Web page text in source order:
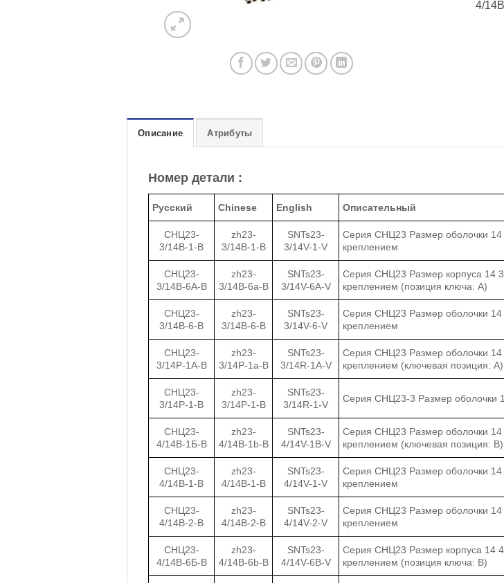
4/
Описание Атрибуты
Номер детали :
Русский Chinese English Описательный
СНЦ23-
3/14В-1-В
zh23-
3/14B-1-B
SNTs23-
3/14V-1-V
Серия СНЦ23 Размер оболочки 14
креплением
СНЦ23-
3/14В-6А-В
zh23-
3/14B-6a-B
SNTs23-
3/14V-6A-V
Серия СНЦ23 Размер корпуса 14
креплением (позиция ключа: A)
СНЦ23-
3/14В-6-В
zh23-
3/14B-6-B
SNTs23-
3/14V-6-V
Серия СНЦ23 Размер оболочки 14
креплением
СНЦ23-
3/14Р-1А-В
zh23-
3/14P-1a-B
SNTs23-
3/14R-1А-V
Серия СНЦ23 Размер оболочки 14
креплением (ключевая позиция: A)
СНЦ23-
3/14Р-1-В
zh23-
3/14P-1-B
SNTs23-
3/14R-1-V
Серия СНЦ23-3 Размер оболочки
СНЦ23-
4/14В-1Б-В
zh23-
4/14B-1b-B
SNTs23-
4/14V-1B-V
Серия СНЦ23 Размер оболочки 14
креплением (ключевая позиция: B)
СНЦ23-
4/14В-1-В
zh23-
4/14B-1-B
SNTs23-
4/14V-1-V
Серия СНЦ23 Размер оболочки 14
креплением
СНЦ23-
4/14В-2-В
zh23-
4/14B-2-B
SNTs23-
4/14V-2-V
Серия СНЦ23 Размер оболочки 14
креплением
СНЦ23-
4/14В-6Б-В
zh23-
4/14B-6b-B
SNTs23-
4/14V-6B-V
Серия СНЦ23 Размер корпуса 14
креплением (позиция ключа: B)